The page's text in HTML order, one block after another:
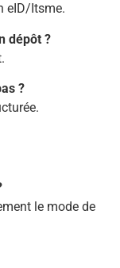
eID/Itsme.
dépôt ?
?
le mode de